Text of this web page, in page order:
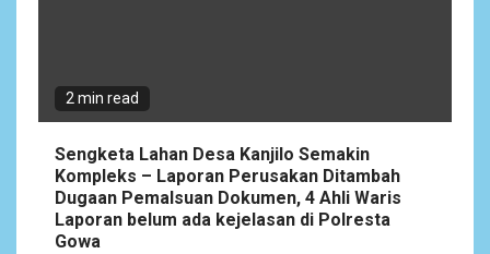
2 min read
Sengketa Lahan Desa Kanjilo Semakin
Kompleks – Laporan Perusakan Ditambah
Dugaan Pemalsuan Dokumen, 4 Ahli Waris
Laporan belum ada kejelasan di Polresta
Gowa